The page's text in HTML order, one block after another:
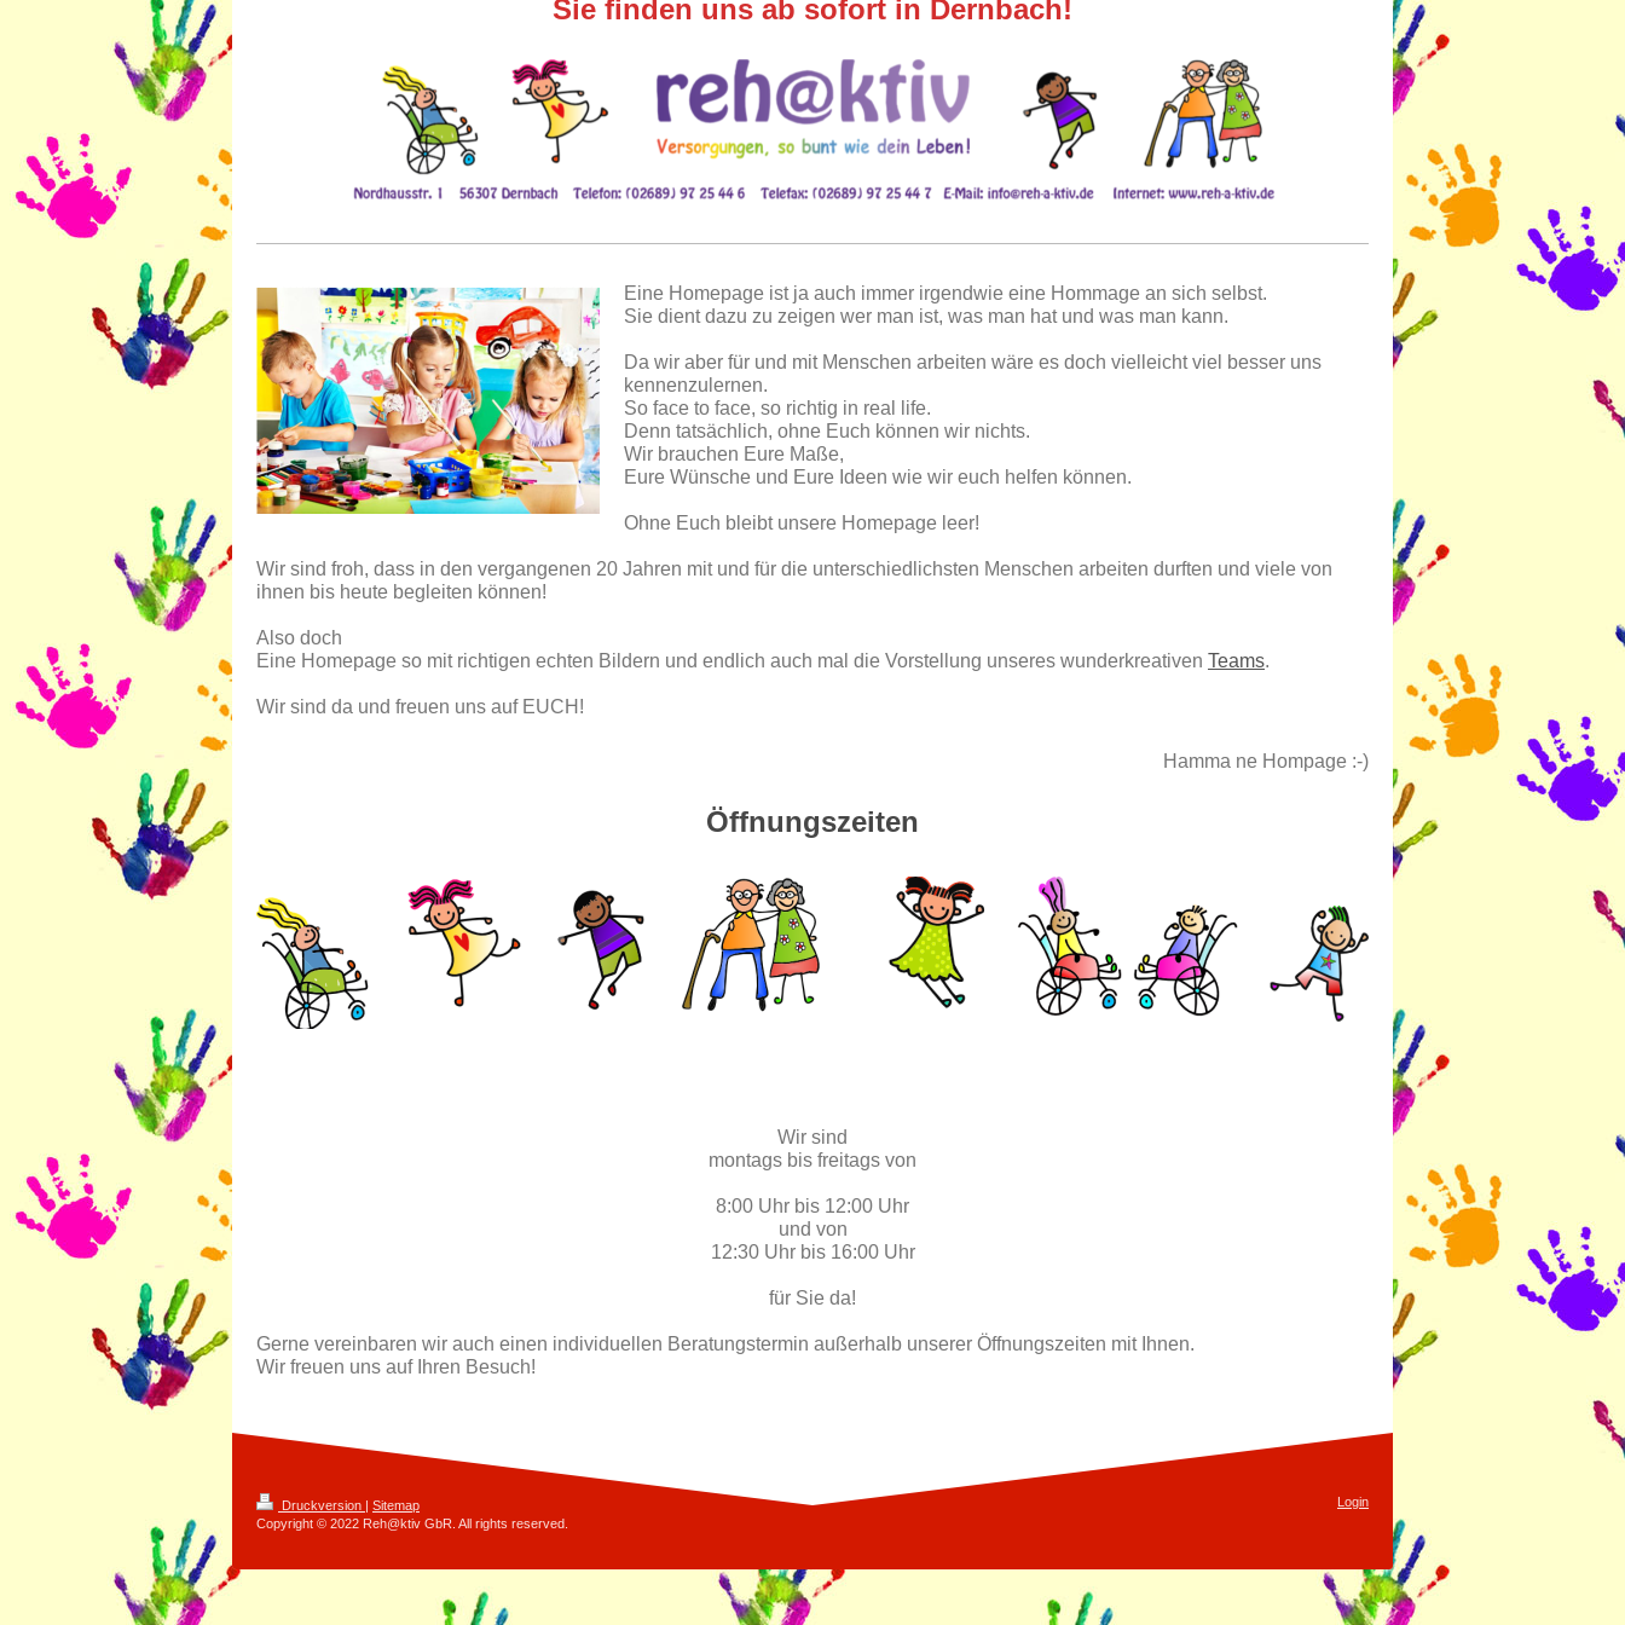
Sie finden uns ab sofort in Dernbach!
Eine Homepage ist ja auch immer irgendwie eine Hommage an sich selbst.
Sie dient dazu zu zeigen wer man ist, was man hat und was man kann.
Da wir aber für und mit Menschen arbeiten wäre es doch vielleicht viel besser uns
kennenzulernen.
So face to face, so richtig in real life.
Denn tatsächlich, ohne Euch können wir nichts.
Wir brauchen Eure Maße,
Eure Wünsche und Eure Ideen wie wir euch helfen können.
Ohne Euch bleibt unsere Homepage leer!
Wir sind froh, dass in den vergangenen 20 Jahren mit und für die unterschiedlichsten Menschen arbeiten durften und viele von
ihnen bis heute begleiten können!
Also doch
Eine Homepage so mit richtigen echten Bildern und endlich auch mal die Vorstellung unseres wunderkreativen Teams.
Wir sind da und freuen uns auf EUCH!
Hamma ne Hompage :-)
Öffnungszeiten
Wir sind
montags bis freitags von
8:00 Uhr bis 12:00 Uhr
und von
12:30 Uhr bis 16:00 Uhr
für Sie da!
Gerne vereinbaren wir auch einen individuellen Beratungstermin außerhalb unserer Öffnungszeiten mit Ihnen.
Wir freuen uns auf Ihren Besuch!
Druckversion | Sitemap
Copyright © 2022 Reh@ktiv GbR. All rights reserved.
Login